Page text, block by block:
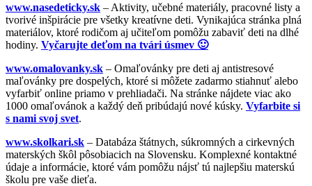
www.nasedeticky.sk – Aktivity, učebné materiály, pracovné listy a
tvorivé inšpirácie pre všetky kreatívne deti. Vynikajúca stránka plná
materiálov, ktoré rodičom aj učiteľom pomôžu zabaviť deti na dlhé
hodiny. Vyčarujte deťom na tvári úsmev 🙂
www.omalovanky.sk – Omaľovánky pre deti aj antistresové
maľovánky pre dospelých, ktoré si môžete zadarmo stiahnuť alebo
vyfarbiť online priamo v prehliadači. Na stránke nájdete viac ako
1000 omaľovánok a každý deň pribúdajú nové kúsky. Vyfarbite si
s nami svoj svet.
www.skolkari.sk – Databáza štátnych, súkromných a cirkevných
materských škôl pôsobiacich na Slovensku. Komplexné kontaktné
údaje a informácie, ktoré vám pomôžu nájsť tú najlepšiu materskú
školu pre vaše dieťa.